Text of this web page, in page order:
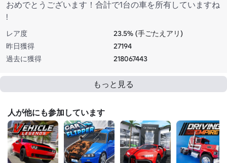
おめでとうございます！合計で1台の車を所有していますね
!
レア度
23.5% (手ごたえアリ)
昨日獲得
27194
過去に獲得
218067443
もっと見る
人が他にも参加しています